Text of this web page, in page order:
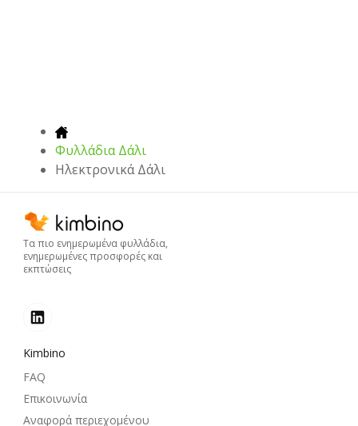
Φυλλάδια Δάλι
Hλεκτρονικά Δάλι
Τα πιο ενημερωμένα φυλλάδια,
ενημερωμένες προσφορές και
εκπτώσεις
Kimbino
FAQ
Επικοινωνία
Αναφορά περιεχομένου